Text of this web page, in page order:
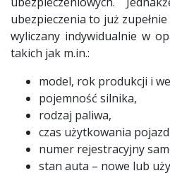
ubezpieczenia to już
wyliczany indywidualnie w
takich jak m.in.:
model, rok produkcji i
pojemność silnika,
rodzaj paliwa,
czas użytkowania
numer rejestracyjny
stan auta – nowe lub